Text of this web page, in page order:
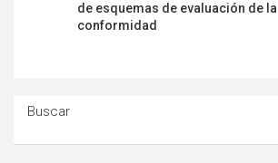
de esquemas de evaluación de la
conformidad
Buscar